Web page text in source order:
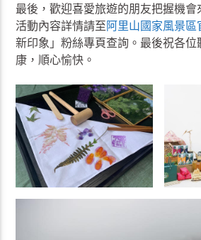
最後，歡迎喜愛旅遊的朋友把握機
活動內容詳情請至阿里山國家風景區
新印象」粉絲專頁查詢。最後祝各
康，順心愉快。